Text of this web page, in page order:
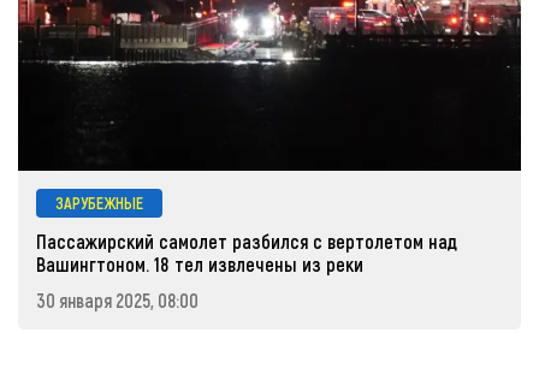
ЗАРУБЕЖНЫЕ
Пассажирский самолет разбился с вертолетом над
Вашингтоном. 18 тел извлечены из реки
30 января 2025, 08:00